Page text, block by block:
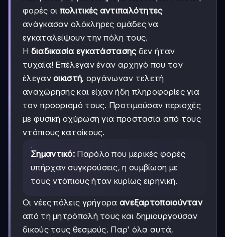
φορές οι πολιτικές αντιπαλότητες
ανάγκασαν ολόκληρες ομάδες να
εγκαταλείψουν την πόλη τους.
Η διαδικασία εγκατάστασηςδεν ήταν
τυχαία! Επέλεγαν έναν αρχηγό που τον
έλεγανοικιστή, οργάνωναν τελετή
αναχώρησης και είχαν ήδη πληροφορίες για
τον προορισμό τους. Προτιμούσαν περιοχές
με φυσική οχύρωση για προστασία από τους
ντόπιους κατοίκους.
Σημαντικό: Παρόλο που μερικές φορές
υπήρχαν συγκρούσεις, η συμβίωση με
τους ντόπιους ήταν κυρίως ειρηνική.
Οι νέες πόλεις γρήγορα ανεξαρτοποιούνταν
από τη μητρόπολή τους και δημιουργούσαν
δικούς τους θεσμούς. Παρ' όλα αυτά,